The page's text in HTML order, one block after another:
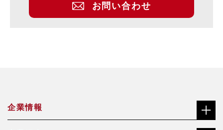
お問い合わせ
企業情報